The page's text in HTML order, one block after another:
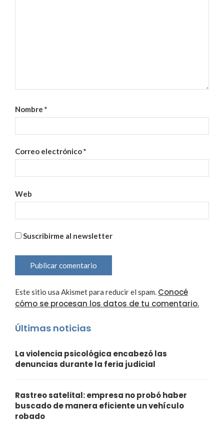
Nombre *
Correo electrónico*
Web
Suscribirme al newsletter
Este sitio usa Akismet para reducir el spam. Conocé
cómo se procesan los datos de tu comentario.
Últimas noticias
La violencia psicológica encabezó las
denuncias durante la feria judicial
Rastreo satelital: empresa no probó haber
buscado de manera eficiente un vehículo
robado